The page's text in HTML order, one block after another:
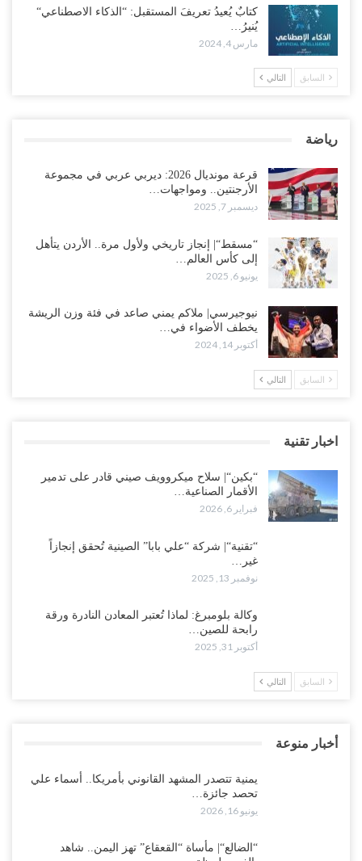
كتابٌ يُعيدُ تعريفَ المستقبل: “الذكاء الاصطناعي“
يُنيرُ…
مارس 4, 2024
السابق التالي
رياضة
قرعة مونديال 2026: ديربي عربي في مجموعة
الأرجنتين.. ومواجهات…
ديسمبر 7, 2025
“مسقط“| إنجاز تاريخي ولأول مرة.. الأردن يتأهل
إلى كأس العالم…
يونيو 6, 2025
نيوجيرسي| ملاكم يمني صاعد في فئة وزن الريشة
يخطف الأضواء في…
أكتوبر 14, 2024
السابق التالي
اخبار تقنية
“بكين“| سلاح ميكروويف صيني قادر على تدمير
الأقمار الصناعية…
فبراير 6, 2026
“تقنية“| شركة “علي بابا” الصينية تُحقق إنجازاً
غير…
نوفمبر 13, 2025
وكالة بلومبرغ: لماذا تُعتبر المعادن النادرة ورقة
رابحة للصين…
أكتوبر 31, 2025
السابق التالي
أخبار منوعة
يمنية تتصدر المشهد القانوني بأمريكا.. أسماء علي
تحصد جائزة…
يونيو 16, 2026
“الضالع“| مأساة “القعقاع” تهز اليمن.. شاهد